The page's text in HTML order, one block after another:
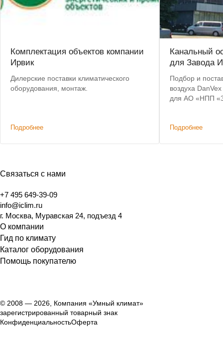
Комплектация объектов компании
Ирвик
Дилерские поставки климатического
оборудования, монтаж.
Подробнее
Канальный
для Завода
Подбор и
воздуха
для АО «НПП
Ульяновске.
Подробнее
Связаться с нами
+7 495 649-39-09
info@iclim.ru
г. Москва, Муравская 24, подъезд 4
О компании
Гид по климату
Каталог оборудования
Помощь покупателю
© 2008 — 2026, Компания «Умный климат»
зарегистрированный товарный знак
КонфиденциальностьОферта